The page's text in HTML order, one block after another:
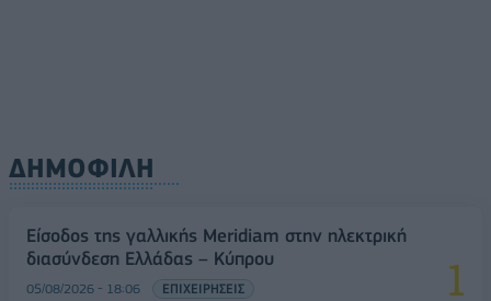
ΔΗΜΟΦΙΛΗ
Είσοδος της γαλλικής Meridiam στην ηλεκτρική
διασύνδεση Ελλάδας – Κύπρου
05/08/2026 - 18:06 ΕΠΙΧΕΙΡΗΣΕΙΣ